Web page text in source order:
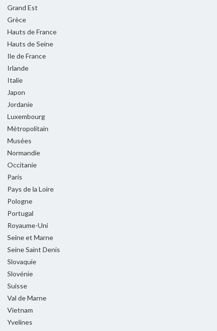
Grand Est
Grèce
Hauts de France
Hauts de Seine
Ile de France
Irlande
Italie
Japon
Jordanie
Luxembourg
Métropolitain
Musées
Normandie
Occitanie
Paris
Pays de la Loire
Pologne
Portugal
Royaume-Uni
Seine et Marne
Seine Saint Denis
Slovaquie
Slovénie
Suisse
Val de Marne
Vietnam
Yvelines